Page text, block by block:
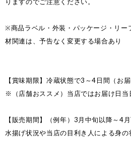
※商品ラベル・外装・パッケージ・リー
材関連は、予告なく変更する場合あり
【賞味期限】冷蔵状態で3～4日間（お届
※（店舗おススメ）当店ではお届け日当
【販売期間】（例年）3月中旬以降～4
水揚げ状況や当店の目利き人による身